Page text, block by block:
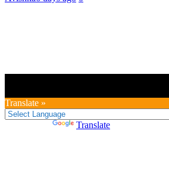
Translate »
Translate